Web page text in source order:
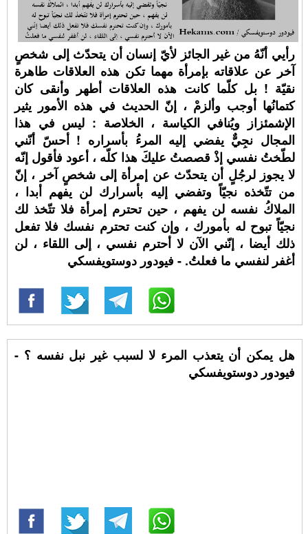
رأيي أنّهُ من غير الجائز لأيّ إنسان أن يتحدّث إلى شخصٍ
آخر عن علاقاته بإمرأة مهما تكن هذه العلاقات طاهرة
نقيّة ! بل كلّما كانت هذه العلاقات أطهر وأنقى كان
كتمانُها أوجب وألزمْ ، إنّ الحديث في هذه الأمور يثير
الإشمئزاز ويُنافي الكياسة ، الخلاصة : ليس في هذا
المجال نجِيٌّ يفضي إليه المرءُ بأسراره ! أحسّ أنّني
لطّختُ نفسي إذْ قصصتُ عليكَ هذا كلّه ، أعود فأقول إنّه
لا يجوز لرجُلٍ أن يتحدّث عن إمرأة إلى شخصٍ آخر ، إنّ
من تتّخذه نجيّاً وتفضي إليه بأسرارك لن يفهم أبدا ،
الملاكُ نفسه لن يفهم ، حين تحترم إمرأة فلا تتّخذ لك
نجيّاً تبوح له بأمورك ، وإن كنت تحترم نفسك فلا تفعل
ذلك أيضا ، إنّني الآن لا أحترم نفسي ، إلى اللقاء ، لن
أغفر لنفسي ما فعلتُ. - فيودور دوستويفسكي
هل يمكن أن يتعذب المرء لا لسبب غير نبل نفسه ؟ -
فيودور دوستويفسكي